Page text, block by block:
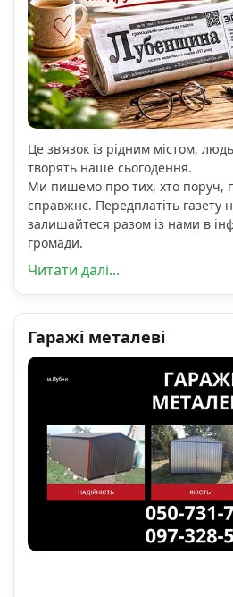
Це зв’язок із рідним містом,
творять наше сьогодення.
Ми пишемо про тих, хто поруч,
справжнє. Передплатіть газету
залишайтеся разом із нами в
громади.
Читати далі...
Гаражі металеві